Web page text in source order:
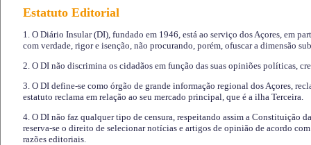
Estatuto Editorial
1. O Diário Insular (DI), fundado em 1946, está ao serviço dos Açores, em
com verdade, rigor e isenção, não procurando, porém, ofuscar a dimensão
2. O DI não discrimina os cidadãos em função das suas opiniões políticas,
3. O DI define-se como órgão de grande informação regional dos Açores,
estatuto reclama em relação ao seu mercado principal, que é a ilha Terceira.
4. O DI não faz qualquer tipo de censura, respeitando assim a Constituição
reserva-se o direito de selecionar notícias e artigos de opinião de acordo
razões editoriais.